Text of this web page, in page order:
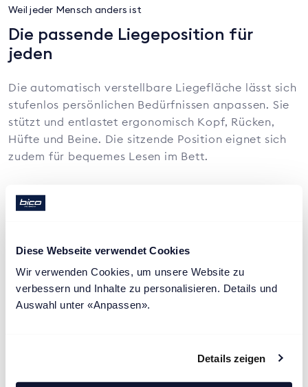
Diese Webseite verwendet Cookies
Wir verwenden Cookies, um unsere Website zu
verbessern und Inhalte zu personalisieren. Details und
Auswahl unter «Anpassen».
Details zeigen
Weil jeder Mensch anders ist
Die passende Liegeposition für
jeden
Die automatisch verstellbare Liegefläche lässt sich
stufenlos persönlichen Bedürfnissen anpassen. Sie
stützt und entlastet ergonomisch Kopf, Rücken,
Hüfte und Beine. Die sitzende Position eignet sich
zudem für bequemes Lesen im Bett.